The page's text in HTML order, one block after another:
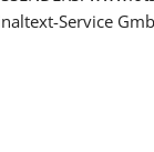
Service